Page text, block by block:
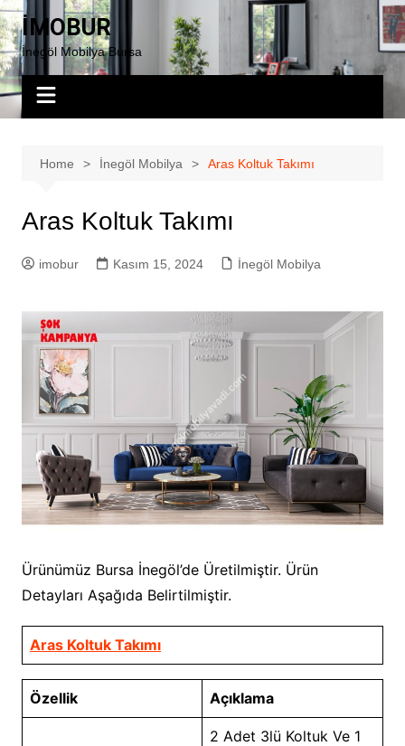
Skip
to
content
İMOBUR
İnegöl Mobilya Bursa
Home İnegöl Mobilya Aras Koltuk Takımı
Aras Koltuk Takımı
imobur Kasım 15, 2024 İnegöl Mobilya
Ürünümüz Bursa İnegöl’de Üretilmiştir. Ürün
Detayları Aşağıda Belirtilmiştir.
Aras Koltuk Takımı
Özellik Açıklama
2 Adet 3lü Koltuk Ve 1